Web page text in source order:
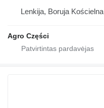
Lenkija, Boruja Kościelna
Agro Części